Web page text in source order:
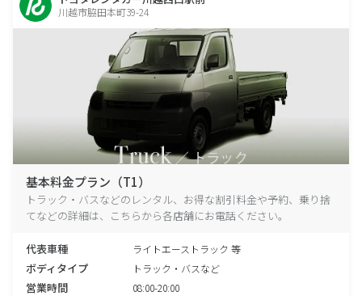
川越市脇田本町39-24
基本料金プラン（T1）
トラック・バスなどのレンタル、お得な割引料金や予約、乗り捨
てなどの詳細は、こちらから各店舗にお電話ください。
代表車種 ライトエーストラック 等
ボディタイプ トラック・バスなど
営業時間 08:00-20:00